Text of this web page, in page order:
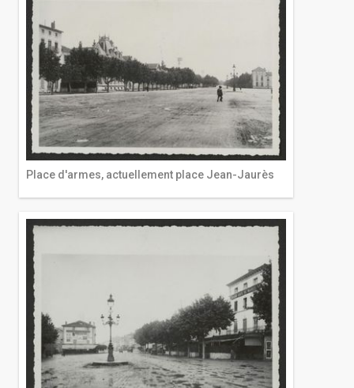
Place d'armes, actuellement place Jean-Jaurès